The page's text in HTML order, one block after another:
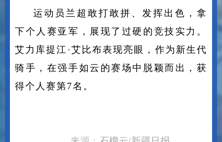
运动员兰超敢打敢拼、发挥出色，拿
下个人赛亚军，展现了过硬的竞技实力。
艾力库提江 ·艾比布表现亮眼，作为新生代
骑手，在强手如云的赛场中脱颖而出，获
得个人赛第7名。